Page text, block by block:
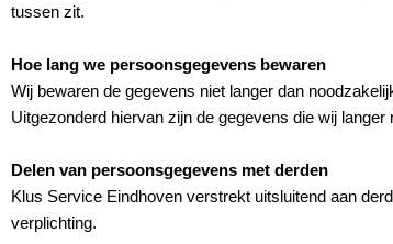
tussen zit.
Hoe lang we persoonsgegevens bewaren
Wij bewaren de gegevens niet langer dan
Uitgezonderd hiervan zijn de gegevens die wij
Delen van persoonsgegevens met derden
Klus Service Eindhoven verstrekt uitsluitend aan
verplichting.